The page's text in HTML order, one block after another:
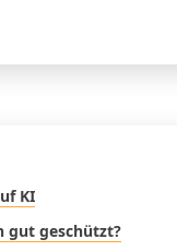
KI
gut geschützt?